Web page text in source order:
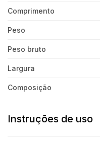
Comprimento
Peso
Peso bruto
Largura
Composição
Instruções de uso